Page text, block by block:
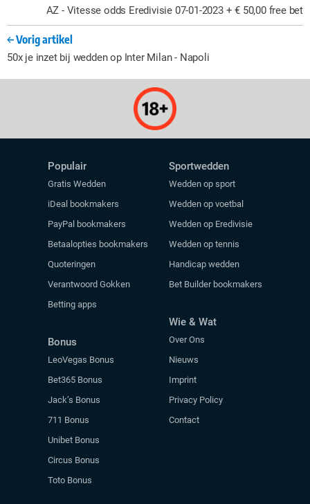
AZ - Vitesse odds Eredivisie 07-01-2023 + € 50,00 free bet
Vorig artikel
50x je inzet bij wedden op Inter Milan - Napoli
Populair
Gratis Wedden
iDeal bookmakers
PayPal bookmakers
Betaalopties bookmakers
Quoteringen
Verantwoord Gokken
Betting apps
Bonus
LeoVegas Bonus
Bet365 Bonus
Jack’s Bonus
711 Bonus
Unibet Bonus
Circus Bonus
Toto Bonus
Sportwedden
Wedden op sport
Wedden op voetbal
Wedden op Eredivisie
Wedden op tennis
Handicap wedden
Bet Builder bookmakers
Wie & Wat
Over Ons
Nieuws
Imprint
Privacy Policy
Contact